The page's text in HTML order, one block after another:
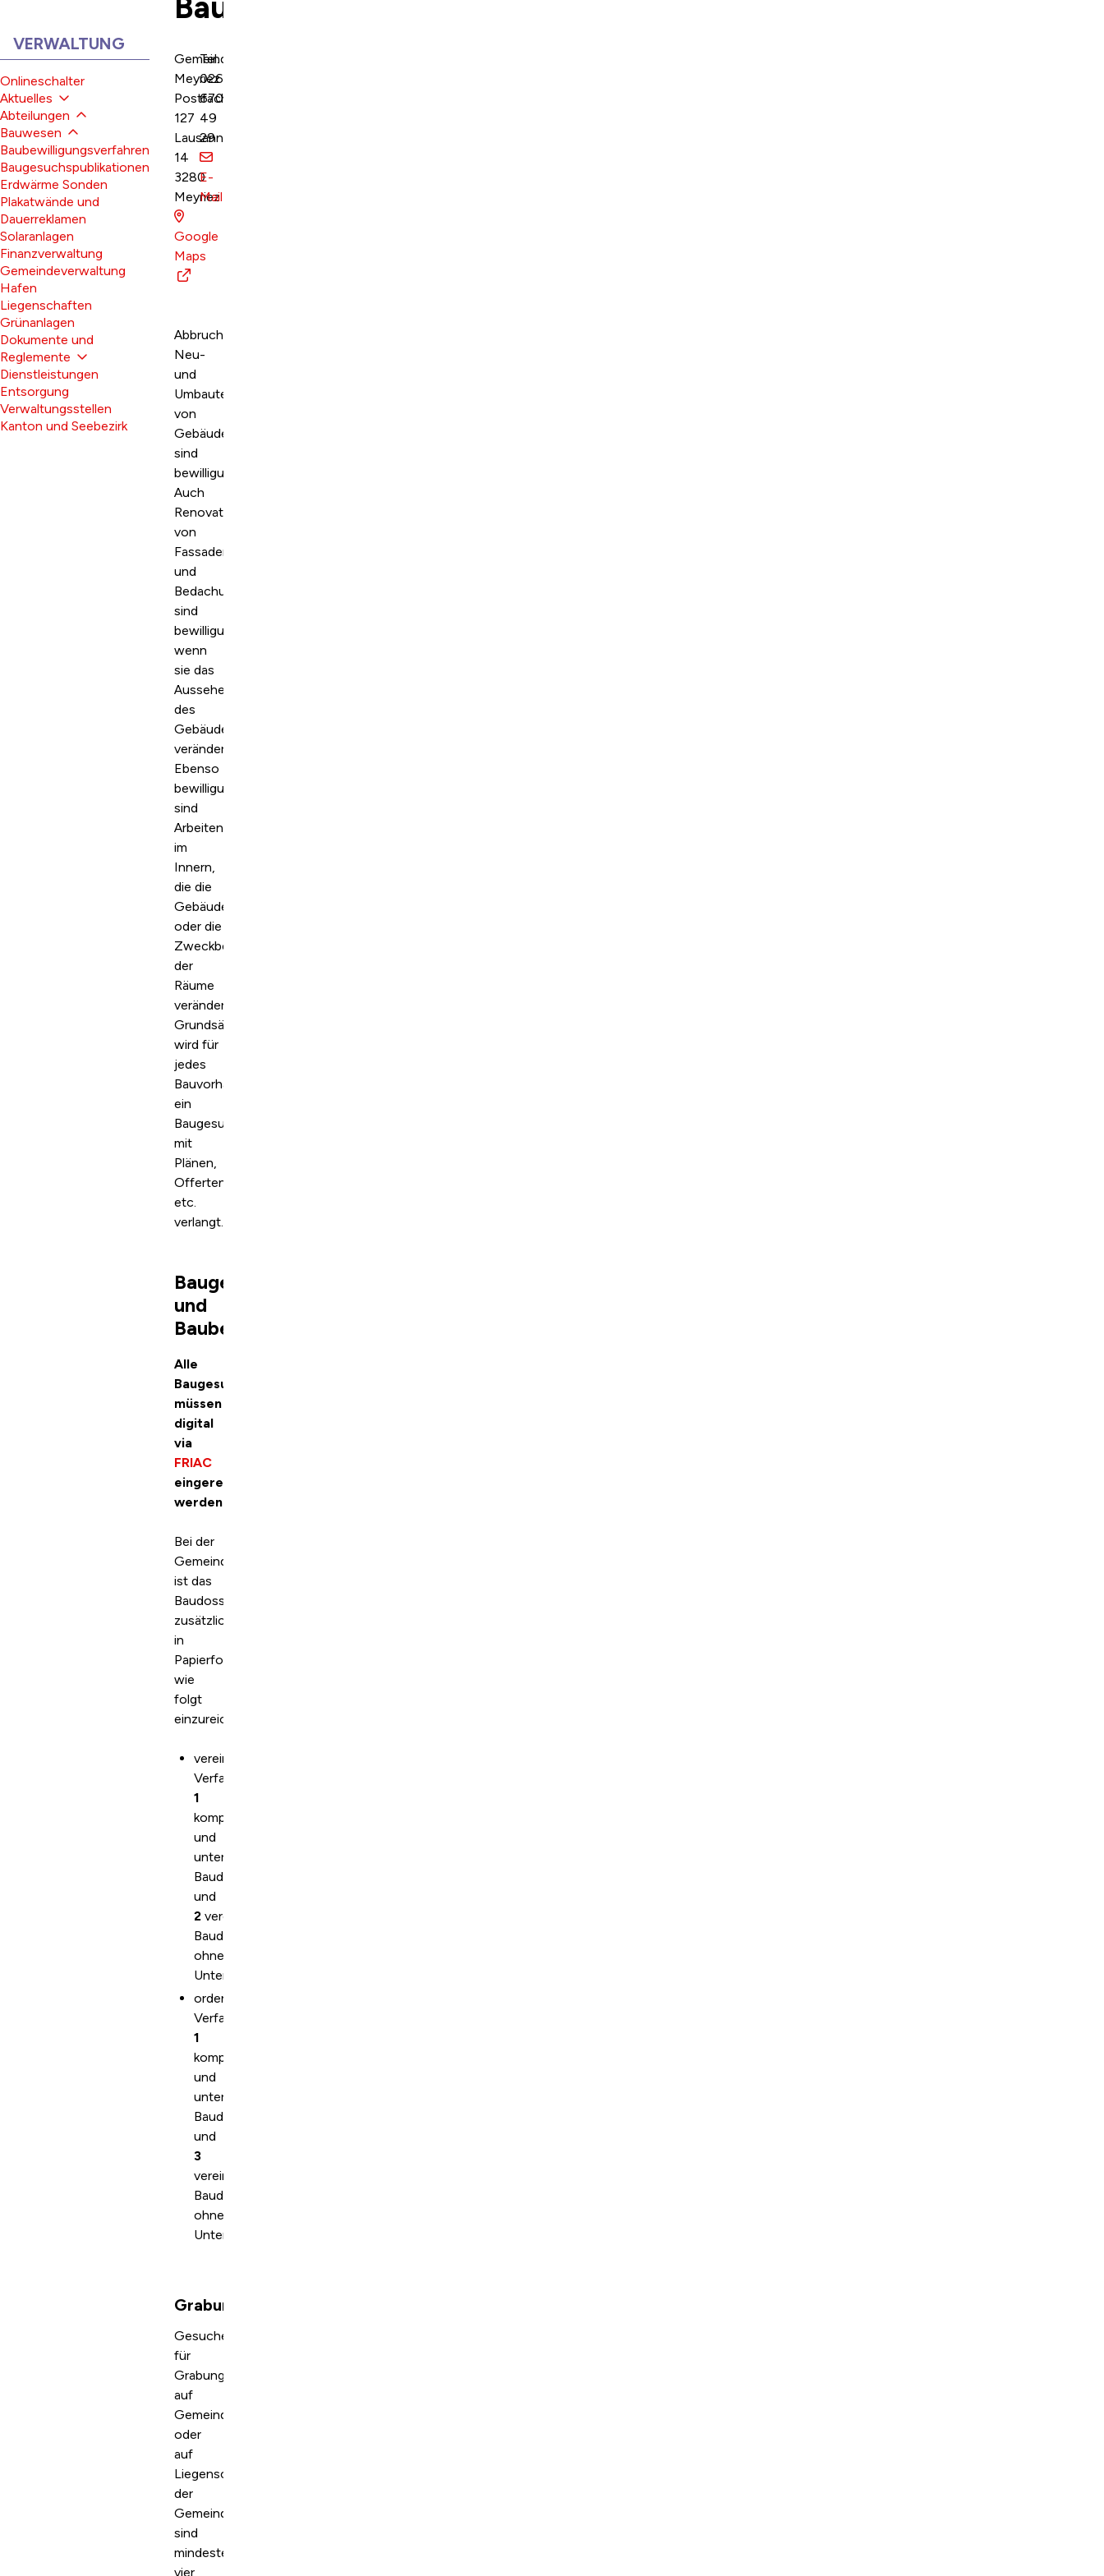
SUBNAVIGATION:
VERWALTUNG
Onlineschalter
Aktuelles
Abteilungen
Bauwesen
Baubewilligungsverfahren
Baugesuchspublikationen
Erdwärme Sonden
Plakatwände und
Dauerreklamen
Solaranlagen
Finanzverwaltung
Gemeindeverwaltung
Hafen
Liegenschaften
Grünanlagen
Dokumente und
Reglemente
Dienstleistungen
Entsorgung
Verwaltungsstellen
Kanton und Seebezirk
Adresse
Gemeindeverwaltung
Meyriez
Postfach
127
Lausannestrasse
14
3280
Meyriez
Google
Maps
Tel.
026
670
49
29
E-
Mail
Beschreibung Bauwesen
Abbruch,
Neu-
und
Umbauten
von
Gebäuden
sind
bewilligungspflichtig.
Auch
Renovationsarbeiten
von
Fassaden
und
Bedachungen
sind
bewilligungspflichtig,
wenn
sie das
Aussehen
des
Gebäudes
verändern.
Ebenso
bewilligungspflichtig
sind
Arbeiten
im
Innern,
die die
Gebäudestruktur
oder die
Zweckbestimmung
der
Räume
verändern.
Grundsätzlich
wird für
jedes
Bauvorhaben
ein
Baugesuch
mit
Plänen,
Offerten
etc.
verlangt.
Baugesuche
und
Baubewilligungen
Alle
Baugesuche
müssen
digital
via
FRIAC
eingereicht
werden.
Bei der
Gemeindeverwaltung
ist das
Baudossier
zusätzlich
in
Papierform
wie
folgt
einzureichen:
vereinfachtes
Verfahren:
1
komplettes
und
unterzeichnetes
Baudossier
und
2 vereinfachte
Baudossiers
ohne
Unterschrift
ordentliches
Verfahren:
1
komplettes
und
unterzeichnetes
Baudossier
und
3
vereinfachte
Baudossiers
ohne
Unterschrift
Grabungsgesuche
Gesuche
für
Grabungsarbeiten
auf
Gemeindestrassen
oder
auf
Liegenschaften
der
Gemeinde
sind
mindestens
vier